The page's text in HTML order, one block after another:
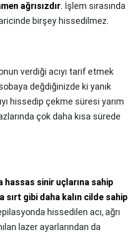
ağrısızdır. İşlem sırasında
birşey hissedilmez.
verdiği acıyı tarif etmek
sobaya değdiğinizde ki yanık
hissedip çekme süresi yarım
çok daha kısa sürede
hassas sinir uçlarına sahip
gibi daha kalın cilde sahip
hissedilen acı, ağrı
lazer ayarlarından da